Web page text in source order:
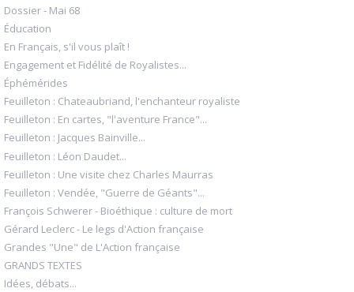
Dossier - Mai 68
Éducation
En Français, s'il vous plaît !
Engagement et Fidélité de Royalistes...
Éphémérides
Feuilleton : Chateaubriand, l'enchanteur royaliste
Feuilleton : En cartes, "l'aventure France"...
Feuilleton : Jacques Bainville...
Feuilleton : Léon Daudet...
Feuilleton : Une visite chez Charles Maurras
Feuilleton : Vendée, "Guerre de Géants"...
François Schwerer - Bioéthique : culture de mort
Gérard Leclerc - Le legs d'Action française
Grandes "Une" de L'Action française
GRANDS TEXTES
Idées, débats...